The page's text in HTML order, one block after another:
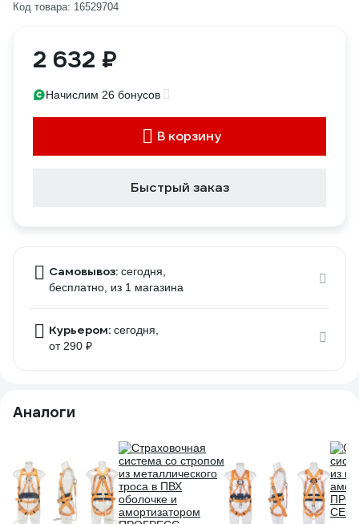
Код товара: 16529704
2 632 ₽
Начислим 26 бонусов
В корзину
Быстрый заказ
Самовывоз: сегодня,
бесплатно , из 1 магазина
Курьером: сегодня,
от 290 ₽
Аналоги